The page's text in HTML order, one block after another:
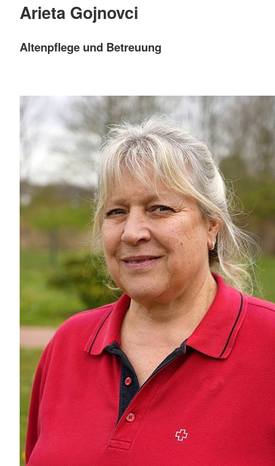
Arieta Gojnovci
Altenpflege und Betreuung